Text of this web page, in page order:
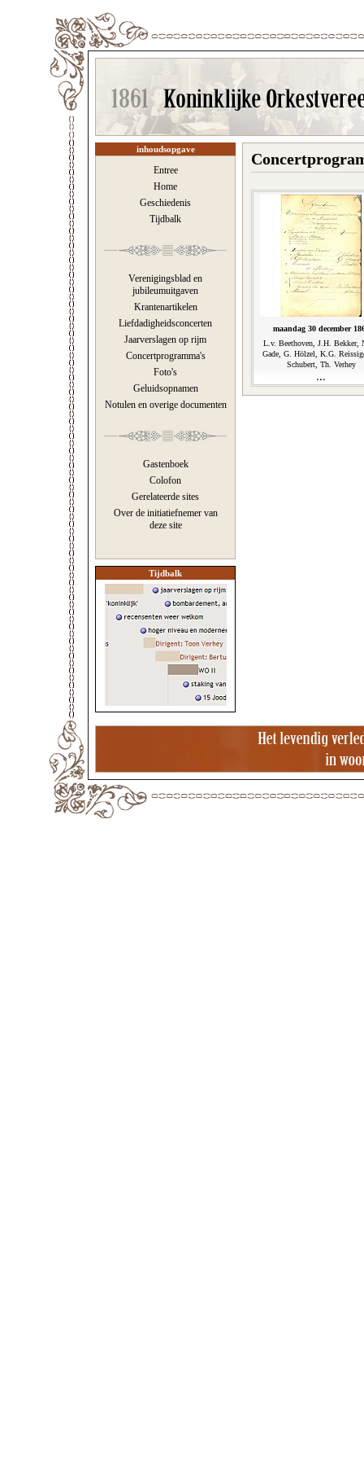
inhoudsopgave
Entree
Home
Geschiedenis
Tijdbalk
Verenigingsblad en
jubileumuitgaven
Krantenartikelen
Liefdadigheidsconcerten
Jaarverslagen op rijm
Concertprogramma's
Foto's
Geluidsopnamen
Notulen en overige documenten
Gastenboek
Colofon
Gerelateerde sites
Over de initiatiefnemer van
deze site
Tijdbalk
maandag 30 december
L.v. Beethoven, J.H. Bekker,
Gade, G. Hölzel, K.G.
Schubert, Th. Verhey